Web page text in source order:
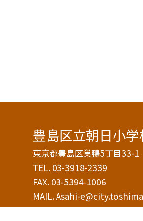
豊島区立朝日小学
東京都豊島区巣鴨5丁目33-1
TEL. 03-3918-2339
FAX. 03-5394-1006
MAIL. Asahi-